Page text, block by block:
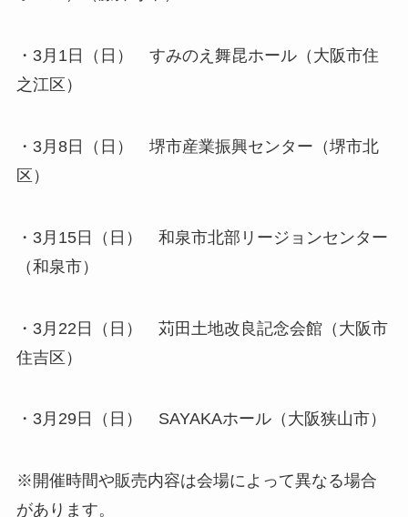
・3月1日（日） すみのえ舞昆ホール（大阪市住
之江区）
・3月8日（日） 堺市産業振興センター（堺市北
区）
・3月15日（日） 和泉市北部リージョンセンター
（和泉市）
・3月22日（日） 苅田土地改良記念会館（大阪市
住吉区）
・3月29日（日） SAYAKAホール（大阪狭山市）
※開催時間や販売内容は会場によって異なる場合
があります。